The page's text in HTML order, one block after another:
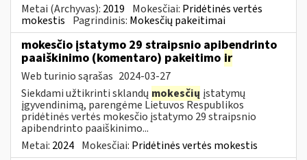
Metai (Archyvas): 2019 Mokesčiai: Pridėtinės vertės
mokestis Pagrindinis: Mokesčių pakeitimai
mokesčio įstatymo 29 straipsnio apibendrinto
paaiškinimo (komentaro) pakeitimo ir
Web turinio sąrašas 2024-03-27
Siekdami užtikrinti sklandų mokesčių įstatymų
įgyvendinimą, parengėme Lietuvos Respublikos
pridėtinės vertės mokesčio įstatymo 29 straipsnio
apibendrinto paaiškinimo...
Metai: 2024 Mokesčiai: Pridėtinės vertės mokestis